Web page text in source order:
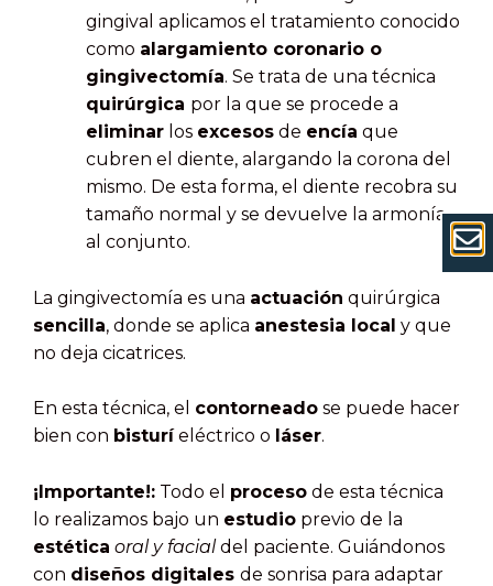
gingival aplicamos el tratamiento conocido
como alargamiento coronario o
gingivectomía. Se trata de una técnica
quirúrgica por la que se procede a
eliminar los excesos de encía que
cubren el diente, alargando la corona del
mismo. De esta forma, el diente recobra su
tamaño normal y se devuelve la armonía
al conjunto.
La gingivectomía es una actuación quirúrgica
sencilla, donde se aplica anestesia local y que
no deja cicatrices.
En esta técnica, el contorneado se puede hacer
bien con bisturíeléctrico o láser.
¡Importante!: Todo el proceso de esta técnica
lo realizamos bajo un estudio previo de la
estética oral y facialdel paciente. Guiándonos
con diseños digitales de sonrisa para adaptar